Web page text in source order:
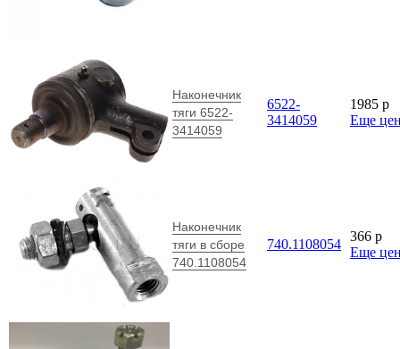
Наконечник
тяги 6522-
3414059
6522-
3414059
1985 p
Еще
Наконечник
тяги в сборе
740.1108054
740.1108054
366 p
Еще